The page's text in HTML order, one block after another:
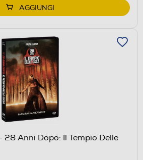
AGGIUNGI
28 Anni Dopo: Il Tempio Delle